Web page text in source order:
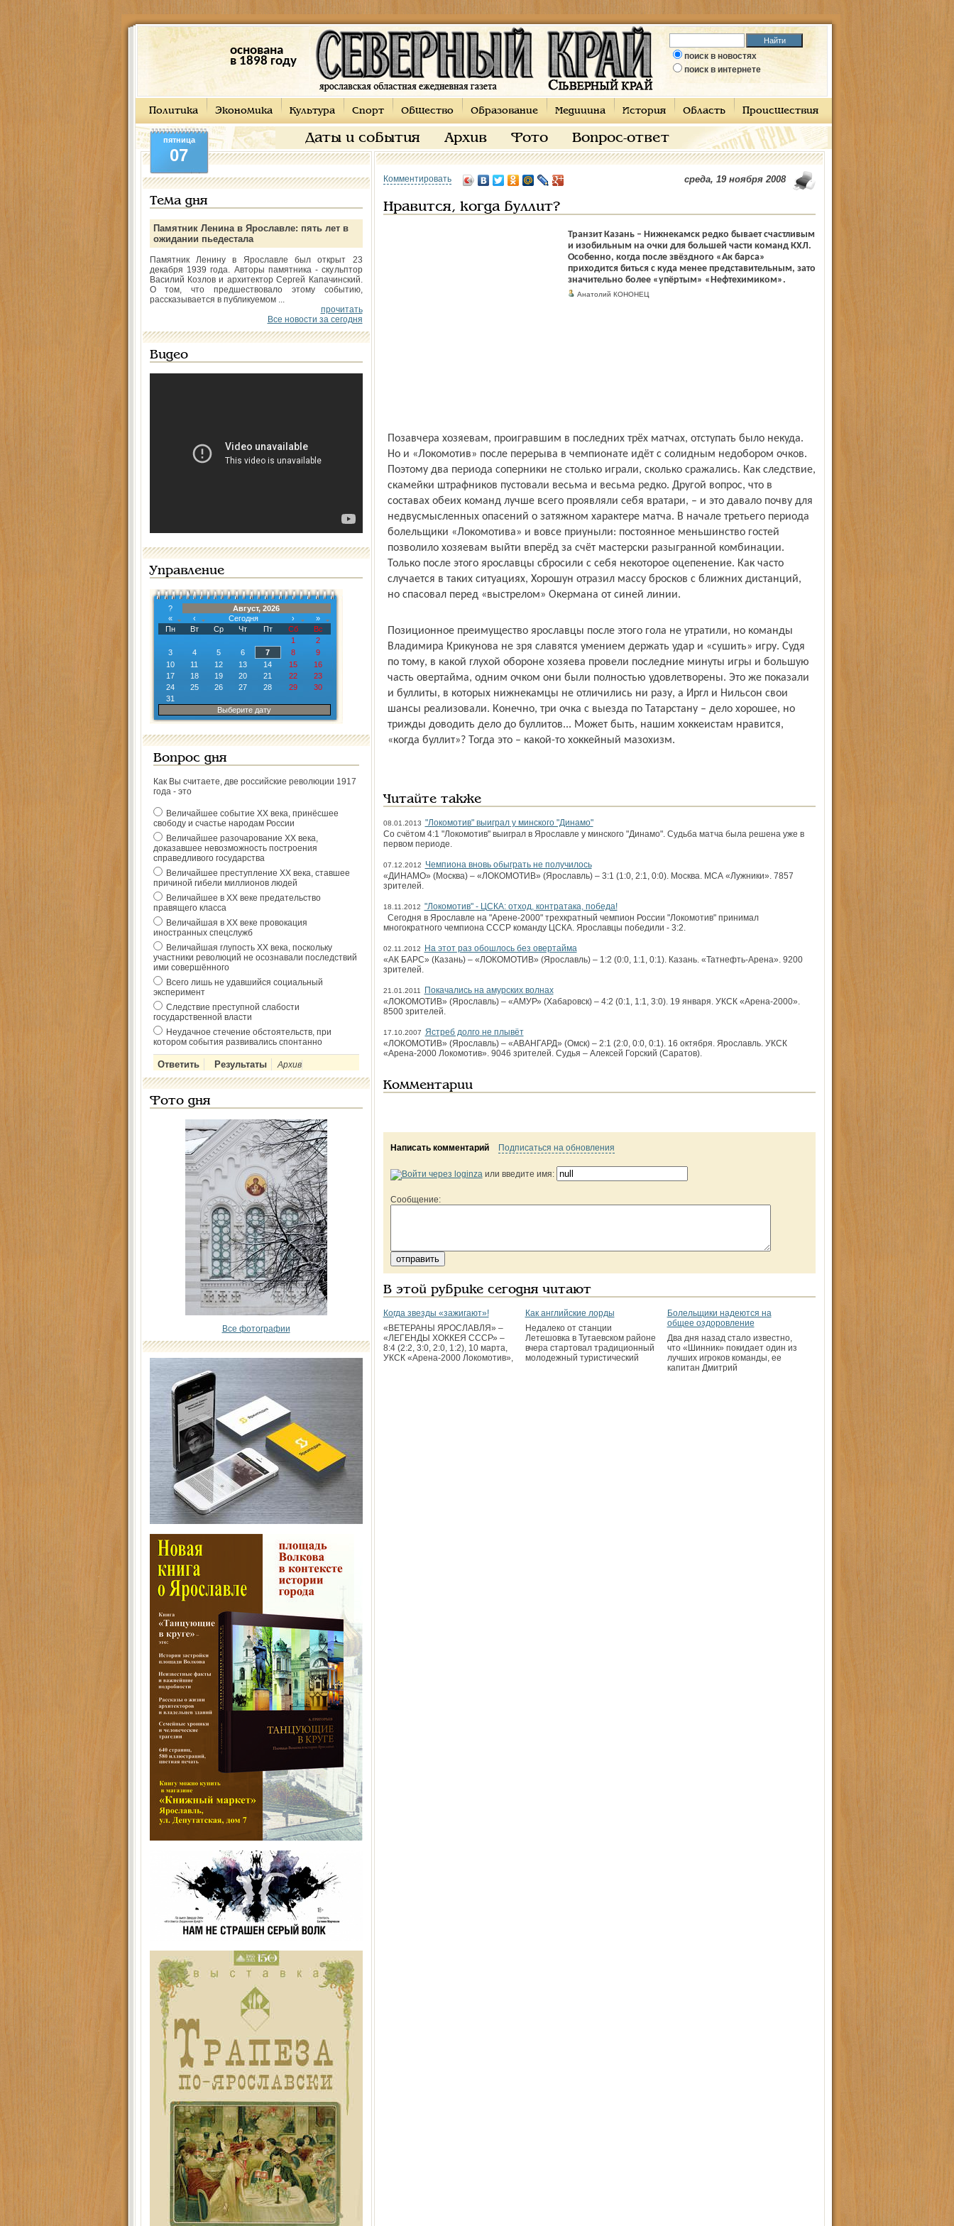
основана
в 1898 году
поиск в новостях
поиск в интернете
Политика Экономика Культура Спорт Общество Образование Медицина История Область Происшествия
Даты и события Архив Фото Вопрос-ответ
пятница
07
Тема дня
Памятник Ленина в Ярославле: пять лет в
ожидании пьедестала
Памятник Ленину в Ярославле был открыт 23
декабря 1939 года. Авторы памятника - скульптор
Василий Козлов и архитектор Сергей Капачинский.
О том, что предшествовало этому событию,
рассказывается в публикуемом ...
прочитать
Все новости за сегодня
Видео
Управление
?
Август, 2026
«
‹ Сегодня ›
»
Пн
Вт Ср Чт Пт Сб
Вс
1
2
3
4 5 6 7 8
9
10
11 12 13 14 15
16
17
18 19 20 21 22
23
24
25 26 27 28 29
30
31
Выберите дату
Вопрос дня
Как Вы считаете, две российские революции 1917
года - это
Величайшее событие ХХ века, принёсшее
свободу и счастье народам России
Величайшее разочарование ХХ века,
доказавшее невозможность построения
справедливого государства
Величайшее преступление ХХ века, ставшее
причиной гибели миллионов людей
Величайшее в ХХ веке предательство
правящего класса
Величайшая в ХХ веке провокация
иностранных спецслужб
Величайшая глупость ХХ века, поскольку
участники революций не осознавали последствий
ими совершённого
Всего лишь не удавшийся социальный
эксперимент
Следствие преступной слабости
государственной власти
Неудачное стечение обстоятельств, при
котором события развивались спонтанно
Архив
Фото дня
Все фотографии
Комментировать среда, 19 ноября 2008
Нравится, когда буллит?
Транзит Казань – Нижнекамск редко бывает счастливым
и изобильным на очки для большей части команд КХЛ.
Особенно, когда после звёздного «Ак барса»
приходится биться с куда менее представительным, зато
значительно более «упёртым» «Нефтехимиком».
Анатолий КОНОНЕЦ
Позавчера хозяевам, проигравшим в последних трёх матчах, отступать было некуда.
Но и «Локомотив» после перерыва в чемпионате идёт с солидным недобором очков.
Поэтому два периода соперники не столько играли, сколько сражались. Как следствие,
скамейки штрафников пустовали весьма и весьма редко. Другой вопрос, что в
составах обеих команд лучше всего проявляли себя вратари, – и это давало почву для
недвусмысленных опасений о затяжном характере матча. В начале третьего периода
болельщики «Локомотива» и вовсе приуныли: постоянное меньшинство гостей
позволило хозяевам выйти вперёд за счёт мастерски разыгранной комбинации.
Только после этого ярославцы сбросили с себя некоторое оцепенение. Как часто
случается в таких ситуациях, Хорошун отразил массу бросков с ближних дистанций,
но спасовал перед «выстрелом» Окермана от синей линии.
Позиционное преимущество ярославцы после этого гола не утратили, но команды
Владимира Крикунова не зря славятся умением держать удар и «сушить» игру. Судя
по тому, в какой глухой обороне хозяева провели последние минуты игры и большую
часть овертайма, одним очком они были полностью удовлетворены. Это же показали
и буллиты, в которых нижнекамцы не отличились ни разу, а Иргл и Нильсон свои
шансы реализовали. Конечно, три очка с выезда по Татарстану – дело хорошее, но
трижды доводить дело до буллитов... Может быть, нашим хоккеистам нравится,
«когда буллит»? Тогда это – какой-то хоккейный мазохизм.
Читайте также
08.01.2013 "Локомотив" выиграл у минского "Динамо"
Со счётом 4:1 "Локомотив" выиграл в Ярославле у минского "Динамо". Судьба матча была решена уже в
первом периоде.
07.12.2012
Чемпиона вновь обыграть не получилось
«ДИНАМО» (Москва) – «ЛОКОМОТИВ» (Ярославль) – 3:1 (1:0, 2:1, 0:0). Москва. МСА «Лужники». 7857
зрителей.
18.11.2012 "Локомотив" - ЦСКА: отход, контратака, победа!
Сегодня в Ярославле на "Арене-2000" трехкратный чемпион России "Локомотив" принимал
многократного чемпиона СССР команду ЦСКА. Ярославцы победили - 3:2.
02.11.2012
На этот раз обошлось без овертайма
«АК БАРС» (Казань) – «ЛОКОМОТИВ» (Ярославль) – 1:2 (0:0, 1:1, 0:1). Казань. «Татнефть-Арена». 9200
зрителей.
21.01.2011
Покачались на амурских волнах
«ЛОКОМОТИВ» (Ярославль) – «АМУР» (Хабаровск) – 4:2 (0:1, 1:1, 3:0). 19 января. УКСК «Арена-2000».
8500 зрителей.
17.10.2007 Ястреб долго не плывёт
«ЛОКОМОТИВ» (Ярославль) – «АВАНГАРД» (Омск) – 2:1 (2:0, 0:0, 0:1). 16 октября. Ярославль. УКСК
«Арена-2000 Локомотив». 9046 зрителей. Судья – Алексей Горский (Саратов).
Комментарии
Написать комментарий Подписаться на обновления
или введите имя:
Сообщение:
В этой рубрике сегодня читают
Когда звезды «зажигают»!
«ВЕТЕРАНЫ ЯРОСЛАВЛЯ» –
«ЛЕГЕНДЫ ХОККЕЯ СССР» –
8:4 (2:2, 3:0, 2:0, 1:2), 10 марта,
УКСК «Арена-2000 Локомотив»,
Как английские лорды
Недалеко от станции
Летешовка в Тутаевском районе
вчера стартовал традиционный
молодежный туристический
Болельщики надеются на
общее оздоровление
Два дня назад стало известно,
что «Шинник» покидает один из
лучших игроков команды, ее
капитан Дмитрий